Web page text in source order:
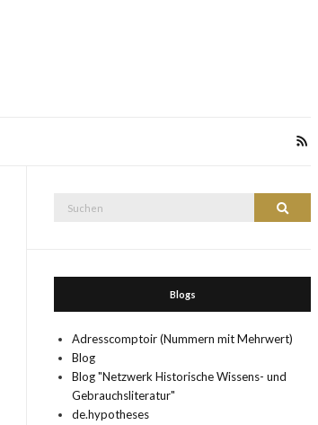
Suchen
Blogs
Adresscomptoir (Nummern mit Mehrwert)
Blog
Blog "Netzwerk Historische Wissens- und
Gebrauchsliteratur"
de.hypotheses